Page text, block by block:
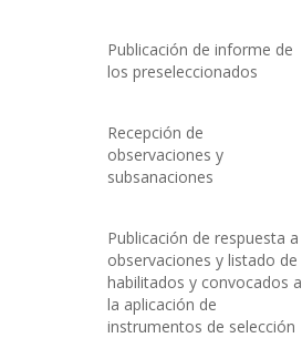
Publicación de informe de
los preseleccionados
Recepción de
observaciones y
subsanaciones
Publicación de respuesta a
observaciones y listado de
habilitados y convocados a
la aplicación de
instrumentos de selección